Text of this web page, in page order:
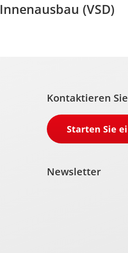
(VSD)
Kontaktieren
Starten Sie
Newsletter